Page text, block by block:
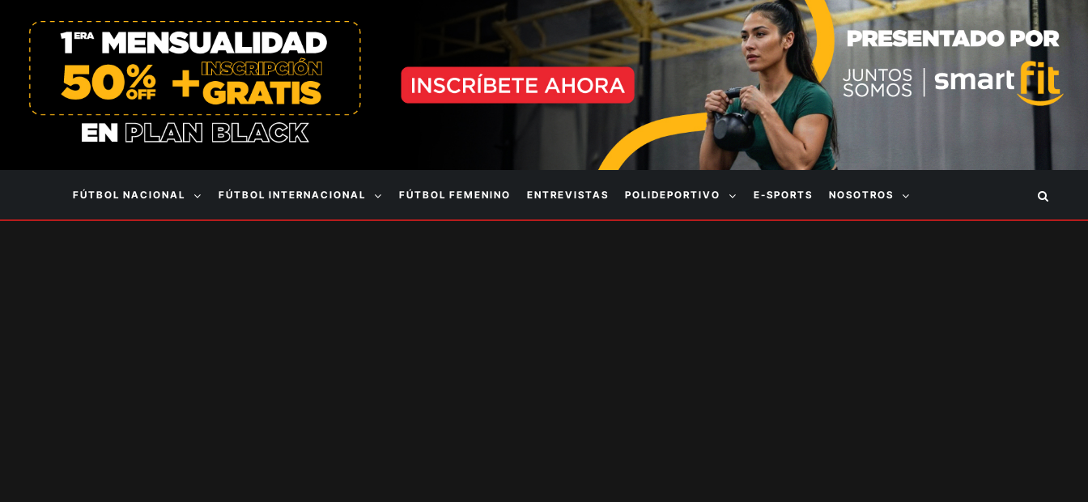
FÚTBOL NACIONAL FÚTBOL INTERNACIONAL FÚTBOL FEMENINO ENTREVISTAS POLIDEPORTIVO E-SPORTS NOSOTROS